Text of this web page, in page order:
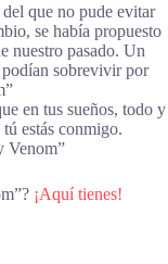
que no pude evitar
se había propuesto
nuestro pasado. Un
sobrevivir por
en tus sueños, todo y
estás conmigo.
Venom”
¡Aquí tienes!